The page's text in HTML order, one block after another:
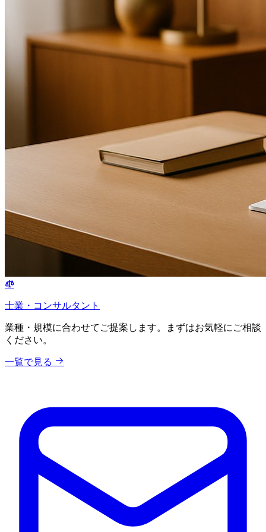
士業・コンサルタント
業種・規模に合わせてご提案します。まずはお気軽にご相談
ください。
一覧で見る